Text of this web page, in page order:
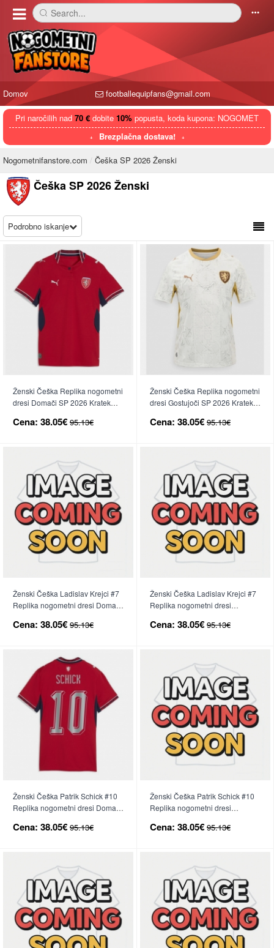
󰅼 Search... 󰄒
Domov footballequipfans@gmail.com
Pri naročilih nad 70 € dobite 10% popusta, koda kupona: NOGOMET
Brezplačna dostava!
Nogometnifanstore.com Češka SP 2026 Ženski
Češka SP 2026 Ženski
Podrobno iskanje
Ženski Češka Replika nogometni
dresi Domači SP 2026 Kratek
Cena: 38.05€ 95.13€
Ženski Češka Replika nogometni
dresi Gostujoči SP 2026 Kratek
Cena: 38.05€ 95.13€
Ženski Češka Ladislav Krejci #7
Replika nogometni dresi Domači
Cena: 38.05€ 95.13€
Ženski Češka Ladislav Krejci #7
Replika nogometni dresi
Cena: 38.05€ 95.13€
Ženski Češka Patrik Schick #10
Replika nogometni dresi Domači
Cena: 38.05€ 95.13€
Ženski Češka Patrik Schick #10
Replika nogometni dresi
Cena: 38.05€ 95.13€